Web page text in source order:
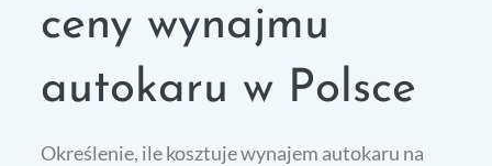
ceny wynajmu
autokaru w Polsce
Określenie, ile kosztuje wynajem autokaru na